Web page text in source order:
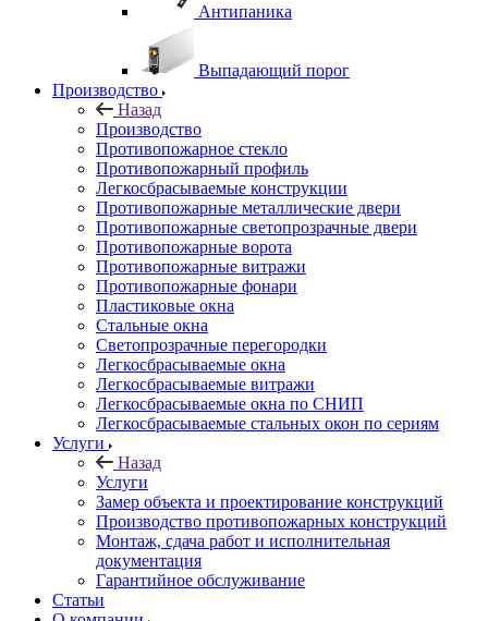
Антипаника
Выпадающий порог
Производство
Назад
Производство
Противопожарное стекло
Противопожарный профиль
Легкосбрасываемые конструкции
Противопожарные металлические двери
Противопожарные светопрозрачные двери
Противопожарные ворота
Противопожарные витражи
Противопожарные фонари
Пластиковые окна
Стальные окна
Светопрозрачные перегородки
Легкосбрасываемые окна
Легкосбрасываемые витражи
Легкосбрасываемые окна по СНИП
Легкосбрасываемые стальных окон по сериям
Услуги
Назад
Услуги
Замер объекта и проектирование конструкций
Производство противопожарных конструкций
Монтаж, сдача работ и исполнительная
документация
Гарантийное обслуживание
Статьи